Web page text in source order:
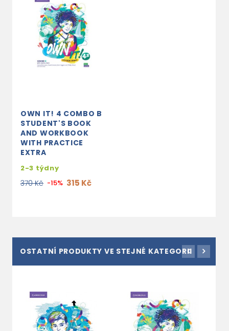
OWN IT! 4 COMBO B
STUDENT'S BOOK
AND WORKBOOK
WITH PRACTICE
EXTRA
2-3 týdny
370 Kč -15% 315 Kč
OSTATNÍ PRODUKTY VE STEJNÉ KATEGORII